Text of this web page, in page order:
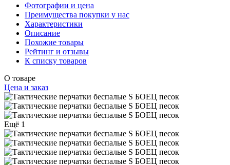
Фотографии и цена
Преимущества покупки у нас
Характеристики
Описание
Похожие товары
Рейтинг и отзывы
К списку товаров
О товаре
Цена и заказ
Ещё 1